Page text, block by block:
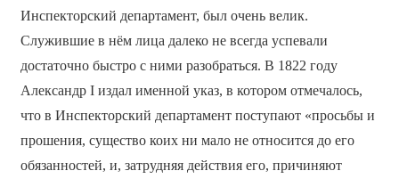
Инспекторский департамент, был очень велик.
Служившие в нём лица далеко не всегда успевали
достаточно быстро с ними разобраться. В 1822 году
Александр I издал именной указ, в котором отмечалось,
что в Инспекторский департамент поступают «просьбы и
прошения, существо коих ни мало не относится до его
обязанностей, и, затрудняя действия его, причиняют